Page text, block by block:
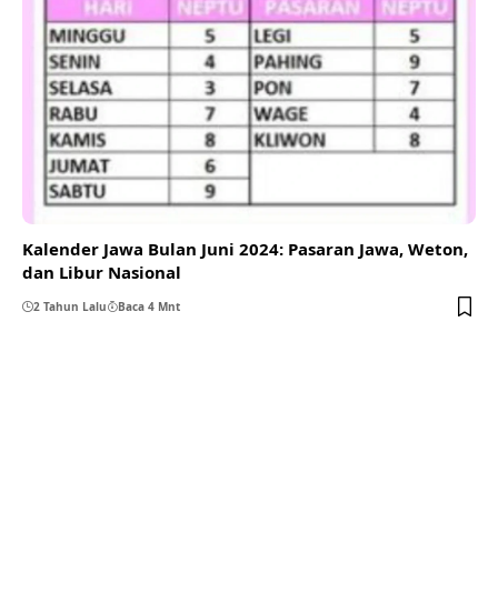
Kalender Jawa Bulan Juni 2024: Pasaran Jawa, Weton,
dan Libur Nasional
2 Tahun Lalu Baca 4 Mnt